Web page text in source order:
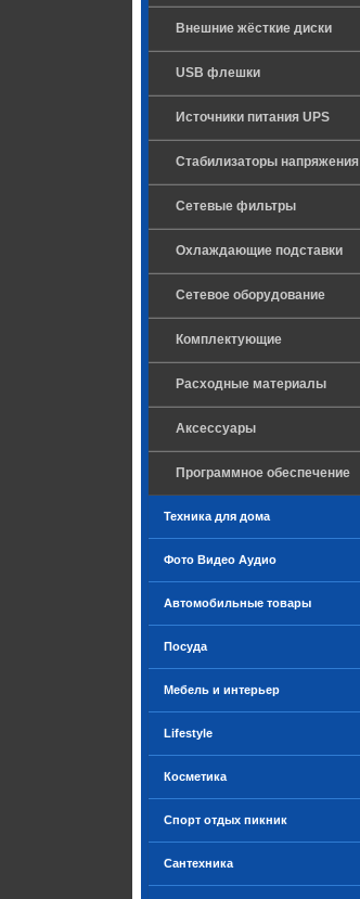
Внешние жёсткие диски
USB флешки
Источники питания UPS
Стабилизаторы напряжения
Сетевые фильтры
Охлаждающие подставки
Сетевое оборудование
Комплектующие
Расходные материалы
Аксессуары
Программное обеспечение
Техника для дома
Фото Видео Аудио
Автомобильные товары
Посуда
Мебель и интерьер
Lifestyle
Косметика
Спорт отдых пикник
Сантехника